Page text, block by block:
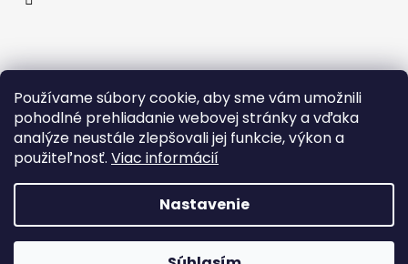
Používame súbory cookie, aby sme vám umožnili
pohodlné prehliadanie webovej stránky a vďaka
analýze neustále zlepšovali jej funkcie, výkon a
použiteľnosť. Viac informácií
Nastavenie
Posledné hodnotenie produktov
Hodnotenie produktu je 5 z 5 hviezdičiek.
| Zuzana Gdulova